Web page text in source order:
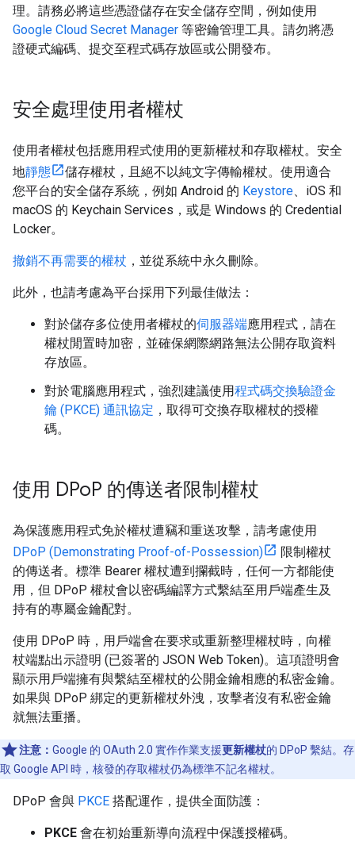
理。請務必將這些憑證儲存在安全儲存空間，例如使用
Google Cloud Secret Manager 等密鑰管理工具。請勿將憑
證硬式編碼、提交至程式碼存放區或公開發布。
安全處理使用者權杖
使用者權杖包括應用程式使用的更新權杖和存取權杖。安全
地靜態
儲存權杖，且絕不以純文字傳輸權杖。使用適合
您平台的安全儲存系統，例如 Android 的 Keystore、iOS 和
macOS 的 Keychain Services，或是 Windows 的 Credential
Locker。
撤銷不再需要的權杖 ，並從系統中永久刪除。
此外，也請考慮為平台採用下列最佳做法：
對於儲存多位使用者權杖的伺服器端應用程式，請在
權杖閒置時加密，並確保網際網路無法公開存取資料
存放區。
對於電腦應用程式，強烈建議使用程式碼交換驗證金
鑰 (PKCE) 通訊協定 ，取得可交換存取權杖的授權
碼。
使用 DPoP 的傳送者限制權杖
為保護應用程式免於權杖遭竊和重送攻擊，請考慮使用
DPoP (Demonstrating Proof-of-Possession)
限制權杖
的傳送者。標準 Bearer 權杖遭到攔截時，任何一方都能使
用，但 DPoP 權杖會以密碼編譯方式繫結至用戶端產生及
持有的專屬金鑰配對。
使用 DPoP 時，用戶端會在要求或重新整理權杖時，向權
杖端點出示證明 (已簽署的 JSON Web Token)。這項證明會
顯示用戶端擁有與繫結至權杖的公開金鑰相應的私密金鑰。
如果與 DPoP 綁定的更新權杖外洩，攻擊者沒有私密金鑰
就無法重播。
注意： Google 的 OAuth 2.0 實作作業支援更新權杖的 DPoP 繫結。存
取 Google API 時，核發的存取權杖仍為標準不記名權杖。
DPoP 會與 PKCE 搭配運作，提供全面防護：
PKCE 會在初始重新導向流程中保護授權碼。